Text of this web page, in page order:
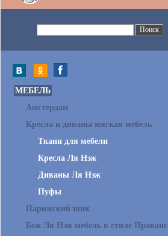
МЕБЕЛЬ
Амстердам
Кресла и диваны мягкая мебель
Ткани для мебели
Кресла Ля Нэж
Диваны Ля Нэж
Пуфы
Парижский шик
Беж Ля Нэж мебель в стиле Прованс